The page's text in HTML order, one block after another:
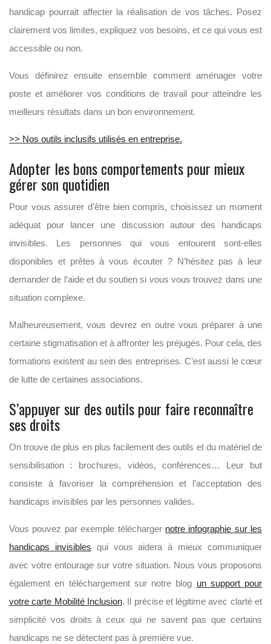
handicap pourrait affecter la réalisation de vos tâches. Posez
clairement vos limites, expliquez vos besoins, et ce qui vous est
accessible ou non.
Vous définirez ensuite ensemble comment aménager votre
poste et améliorer vos conditions de travail pour atteindre les
meilleurs résultats dans un bon environnement.
>> Nos outils inclusifs utilisés en entreprise.
Adopter les bons comportements pour mieux
gérer son quotidien
Pour vous assurer d’être bien compris, choisissez un moment
adéquat pour lancer une discussion autour des handicaps
invisibles. Les personnes qui vous entourent sont-elles
disponibles et prêtes à vous écouter ? N’hésitez pas à leur
demander de l’aide et du soutien si vous vous trouvez dans une
situation complexe.
Malheureusement, vous devrez en outre vous préparer à une
certaine stigmatisation et à affronter les préjugés. Pour cela, des
formations existent au sein des entreprises. C’est aussi le cœur
de lutte de certaines associations.
S’appuyer sur des outils pour faire reconnaître
ses droits
On trouve de plus en plus facilement des outils et du matériel de
sensibilisation : brochures, vidéos, conférences… Leur but
consiste à favoriser la compréhension et l’acceptation des
handicaps invisibles par les personnes valides.
Vous pouvez par exemple télécharger notre infographie sur les
handicaps invisibles qui vous aidera à mieux communiquer
avec votre entourage sur votre situation. Nous vous proposons
également en téléchargement sur notre blog un support pour
votre carte Mobilité Inclusion. Il précise et légitime avec clarté et
simplicité vos droits à ceux qui ne savent pas que certains
handicaps ne se détectent pas à première vue.